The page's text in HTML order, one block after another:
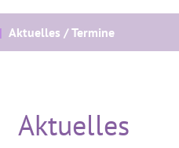
Aktuelles / Termine
Aktuelles